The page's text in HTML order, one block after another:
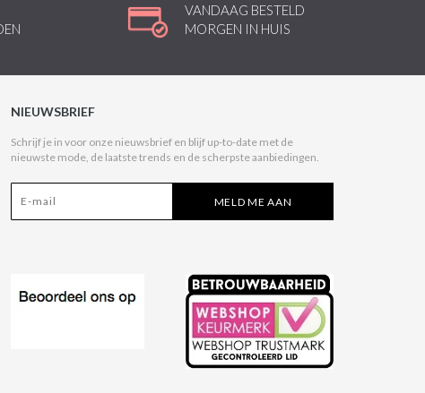
VANDAAG BESTELD
MORGEN IN HUIS
NIEUWSBRIEF
Schrijf je in voor onze nieuwsbrief en blijf up-to-date met de
nieuwste mode, de laatste trends en de scherpste aanbiedingen.
MELD ME AAN